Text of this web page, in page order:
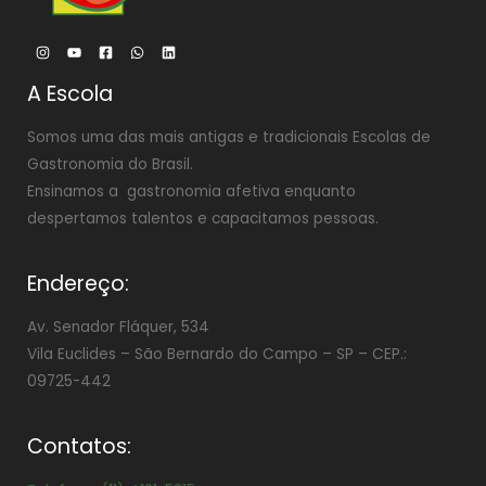
A Escola
Somos uma das mais antigas e tradicionais Escolas de
Gastronomia do Brasil.
Ensinamos a gastronomia afetiva enquanto
despertamos talentos e capacitamos pessoas.
Endereço:
Av. Senador Fláquer, 534
Vila Euclides – São Bernardo do Campo – SP – CEP.:
09725-442
Contatos: